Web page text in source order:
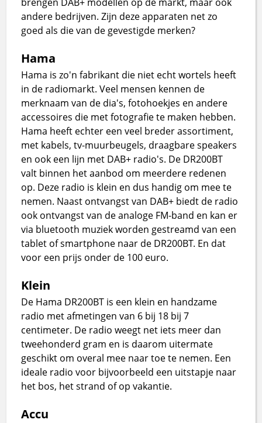
andere bedrijven. Zijn deze apparaten net zo
goed als die van de gevestigde merken?
Hama
Hama is zo'n fabrikant die niet echt wortels heeft
in de radiomarkt. Veel mensen kennen de
merknaam van de dia's, fotohoekjes en andere
accessoires die met fotografie te maken hebben.
Hama heeft echter een veel breder assortiment,
met kabels, tv-muurbeugels, draagbare speakers
en ook een lijn met DAB+ radio's. De DR200BT
valt binnen het aanbod om meerdere redenen
op. Deze radio is klein en dus handig om mee te
nemen. Naast ontvangst van DAB+ biedt de radio
ook ontvangst van de analoge FM-band en kan er
via bluetooth muziek worden gestreamd van een
tablet of smartphone naar de DR200BT. En dat
voor een prijs onder de 100 euro.
Klein
De Hama DR200BT is een klein en handzame
radio met afmetingen van 6 bij 18 bij 7
centimeter. De radio weegt net iets meer dan
tweehonderd gram en is daarom uitermate
geschikt om overal mee naar toe te nemen. Een
ideale radio voor bijvoorbeeld een uitstapje naar
het bos, het strand of op vakantie.
Accu